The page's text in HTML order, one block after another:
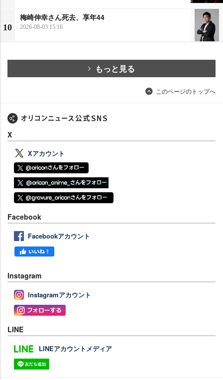
10
梅崎伸幸さん死去、享年44
2026-08-03 15:16
もっと見る
このページのトップへ
X
Xアカウント
Facebook
Facebookアカウント
Instagram
Instagramアカウント
LINE
LINEアカウントメディア